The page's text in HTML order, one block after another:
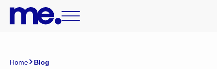
Home Blog